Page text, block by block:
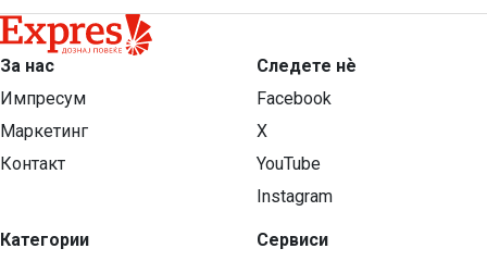
За нас
Импресум
Маркетинг
Контакт
Категории
Следете нѐ
Facebook
X
YouTube
Instagram
Сервиси